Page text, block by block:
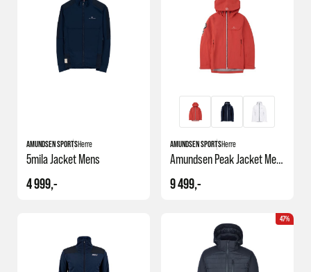
AMUNDSEN SPORTSHerre
5mila Jacket Mens
4 999,-
AMUNDSEN SPORTSHerre
Amundsen Peak Jacket Mens
9 499,-
47%